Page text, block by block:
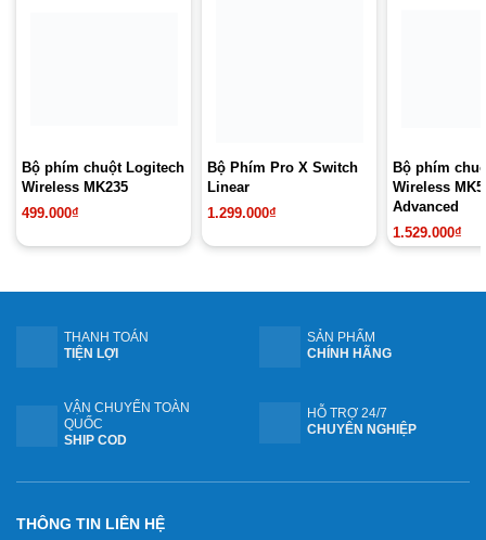
Bộ phím chuột Logitech
Wireless MK235
499.000₫
Bộ Phím Pro X Switch
Linear
1.299.000₫
Bộ phím
Wireless
Advanced
1.529.000₫
THANH TOÁN
TIỆN LỢI
SẢN PHẨM
CHÍNH HÃNG
VẬN CHUYỂN TOÀN
QUỐC
SHIP COD
HỖ TRỢ 24/7
CHUYÊN NGHIỆP
THÔNG TIN LIÊN HỆ